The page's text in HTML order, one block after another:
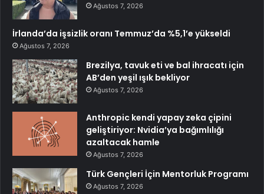
Ağustos 7, 2026
İrlanda’da işsizlik oranı Temmuz’da %5,1’e yükseldi
Ağustos 7, 2026
Brezilya, tavuk eti ve bal ihracatı için
AB’den yeşil ışık bekliyor
Ağustos 7, 2026
Anthropic kendi yapay zeka çipini
geliştiriyor: Nvidia’ya bağımlılığı
azaltacak hamle
Ağustos 7, 2026
Türk Gençleri İçin Mentorluk Programı
Ağustos 7, 2026